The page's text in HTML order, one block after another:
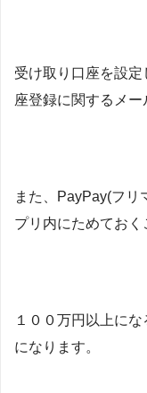
受け取り口座を設
座登録に関するメー
また、PayPay(フリ
プリ内にためておく
１００万円以上に
になります。